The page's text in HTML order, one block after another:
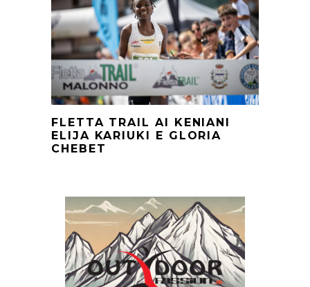
FLETTA TRAIL AI KENIANI
ELIJA KARIUKI E GLORIA
CHEBET